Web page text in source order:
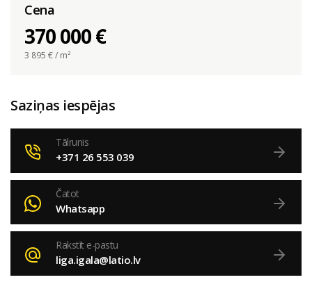
Cena
370 000 €
3 895 € / m²
Saziņas iespējas
Tālrunis
+371 26 553 039
Čatot
Whatsapp
Rakstīt e-pastu
liga.igala@latio.lv